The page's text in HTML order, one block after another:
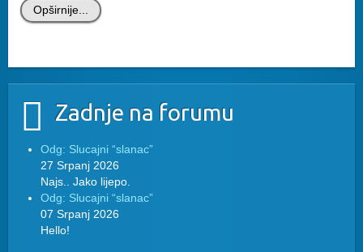
Opširnije...
Zadnje na forumu
Odg: Slucajni “slanac”
27 Srpanj 2026
Najs.. Jako lijepo.
Odg: Slucajni “slanac”
07 Srpanj 2026
Hello!